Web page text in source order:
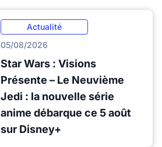
Actualité
05/08/2026
Star Wars : Visions
Présente – Le Neuvième
Jedi : la nouvelle série
anime débarque ce 5 août
sur Disney+